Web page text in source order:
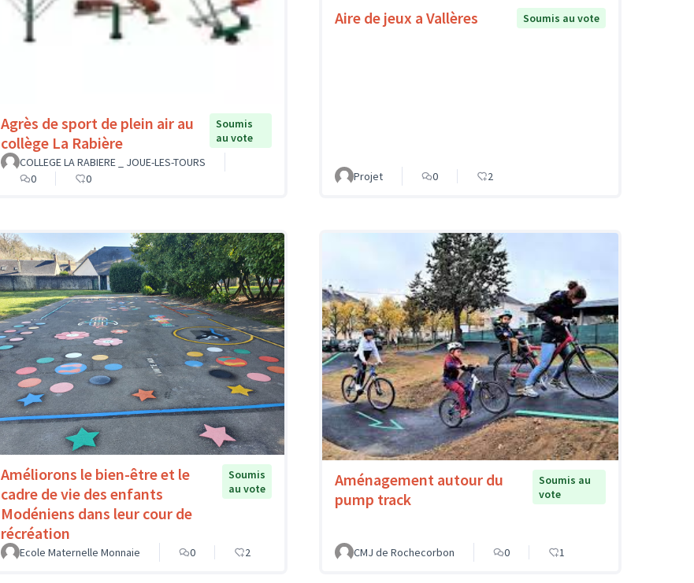
Agrès de sport de plein air au
collège La Rabière
Soumis
au vote
COLLEGE LA RABIERE _ JOUE-LES-TOURS
0
0
Aire de jeux a Vallères Soumis au vote
Projet 0 2
Améliorons le bien-être et le
cadre de vie des enfants
Modéniens dans leur cour de
récréation
Soumis
au vote
Ecole Maternelle Monnaie 0 2
Aménagement autour du
pump track
Soumis au
vote
CMJ de Rochecorbon 0 1